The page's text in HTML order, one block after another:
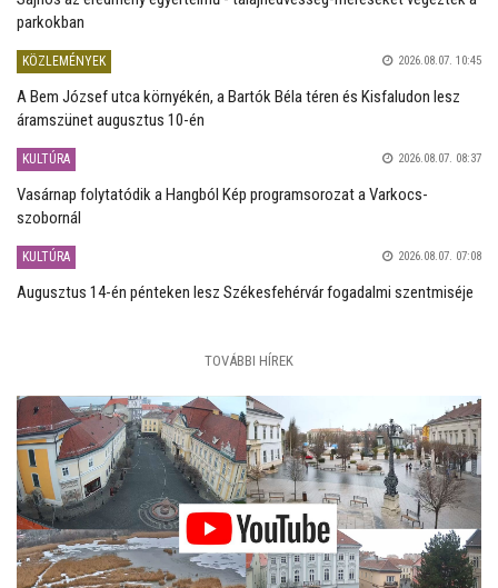
parkokban
KÖZLEMÉNYEK 2026.08.07. 10:45
A Bem József utca környékén, a Bartók Béla téren és Kisfaludon lesz
áramszünet augusztus 10-én
KULTÚRA 2026.08.07. 08:37
Vasárnap folytatódik a Hangból Kép programsorozat a Varkocs-
szobornál
KULTÚRA 2026.08.07. 07:08
Augusztus 14-én pénteken lesz Székesfehérvár fogadalmi szentmiséje
TOVÁBBI HÍREK